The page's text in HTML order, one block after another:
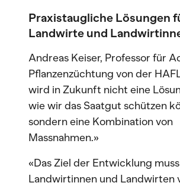
Praxistaugliche Lösungen
Landwirte und
Andreas Keiser, Professor für
Pflanzenzüchtung von der
wird in Zukunft nicht eine
wie wir das Saatgut schützen
sondern eine Kombination von
Massnahmen.»
«Das Ziel der Entwicklung
Landwirtinnen und Landwirten